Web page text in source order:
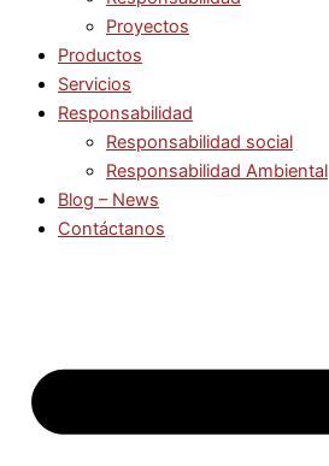
Proyectos
Productos
Servicios
Responsabilidad
Responsabilidad social
Responsabilidad Ambiental
Blog – News
Contáctanos